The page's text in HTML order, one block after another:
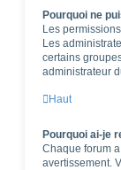
Pourquoi ne
Les
Les
certains
administrateur
Haut
Pourquoi ai-je
Chaque forum
avertissement.